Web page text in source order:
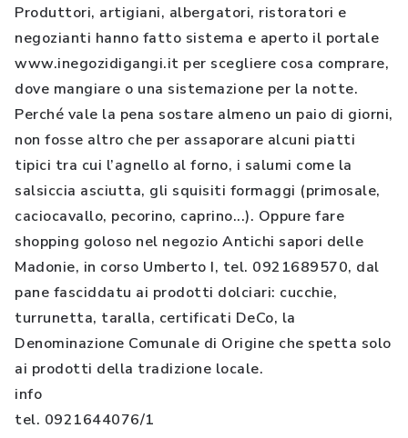
Produttori, artigiani, albergatori, ristoratori e
negozianti hanno fatto sistema e aperto il portale
www.inegozidigangi.it per scegliere cosa comprare,
dove mangiare o una sistemazione per la notte.
Perché vale la pena sostare almeno un paio di giorni,
non fosse altro che per assaporare alcuni piatti
tipici tra cui l’agnello al forno, i salumi come la
salsiccia asciutta, gli squisiti formaggi (primosale,
caciocavallo, pecorino, caprino...). Oppure fare
shopping goloso nel negozio Antichi sapori delle
Madonie, in corso Umberto I, tel. 0921689570, dal
pane fasciddatu ai prodotti dolciari: cucchie,
turrunetta, taralla, certificati DeCo, la
Denominazione Comunale di Origine che spetta solo
ai prodotti della tradizione locale.
info
tel. 0921644076/1